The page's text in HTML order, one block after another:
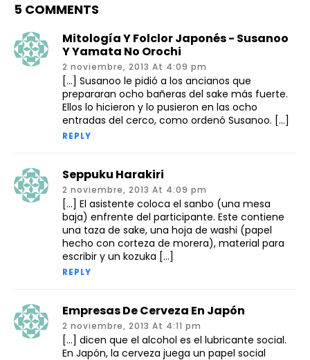
5 COMMENTS
Mitología Y Folclor Japonés - Susanoo
Y Yamata No Orochi
2 noviembre, 2013 At 4:09 pm
[…] Susanoo le pidió a los ancianos que
prepararan ocho bañeras del sake más fuerte.
Ellos lo hicieron y lo pusieron en las ocho
entradas del cerco, como ordenó Susanoo. […]
REPLY
Seppuku Harakiri
2 noviembre, 2013 At 4:09 pm
[…] El asistente coloca el sanbo (una mesa
baja) enfrente del participante. Este contiene
una taza de sake, una hoja de washi (papel
hecho con corteza de morera), material para
escribir y un kozuka […]
REPLY
Empresas De Cerveza En Japón
2 noviembre, 2013 At 4:11 pm
[…] dicen que el alcohol es el lubricante social.
En Japón, la cerveza juega un papel social